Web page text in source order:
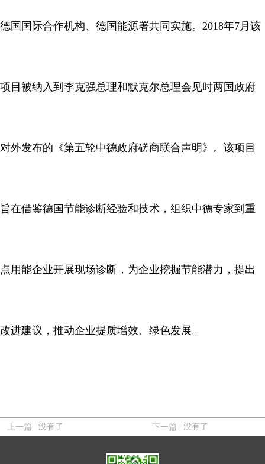
德国国际合作机构、德国能源署共同实施。2018年7月该
项目被纳入到李克强总理和默克尔总理会见时两国政府
对外发布的《第五轮中德政府磋商联合声明》。该项目
旨在借鉴德国节能诊断经验和技术，组织中德专家到重
点用能企业开展现场诊断，为企业挖掘节能潜力，提出
改进建议，推动企业提质增效、绿色发展。
上一篇 | 没有了 下一篇 | 没有了